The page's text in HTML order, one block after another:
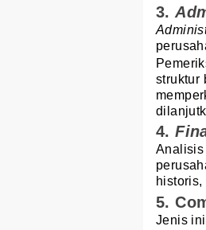
3.
struktur
4.
Analisis
historis,
5.
Jenis